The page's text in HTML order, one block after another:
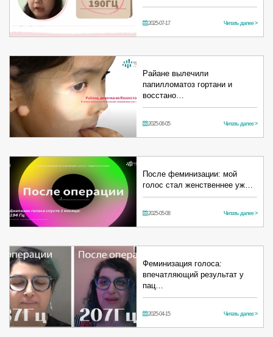
2025-07-17 Читать далее >
Райане вылечили
папилломатоз гортани и
восстано…
2025-06-05 Читать далее >
После феминизации: мой
голос стал женственнее уж…
2025-05-08 Читать далее >
Феминизация голоса:
впечатляющий результат у
пац…
2025-04-15 Читать далее >